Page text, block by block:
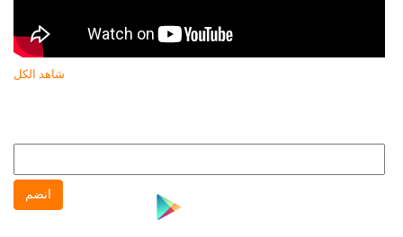
شاهد الكل
انضم